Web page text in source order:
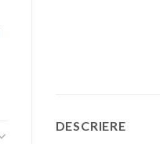
DESCRIERE